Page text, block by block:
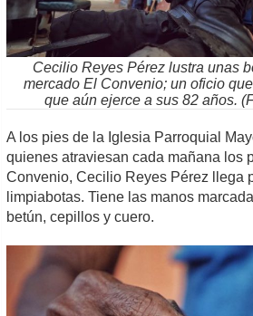
Cecilio Reyes Pérez lustra unas
mercado El Convenio; un oficio
que aún ejerce a sus 82 años.
A los pies de la Iglesia Parroquial
quienes atraviesan cada mañana los
Convenio, Cecilio Reyes Pérez llega
limpiabotas. Tiene las manos
betún, cepillos y cuero.